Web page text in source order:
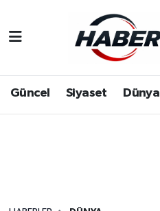
Güncel Siyaset Dünya